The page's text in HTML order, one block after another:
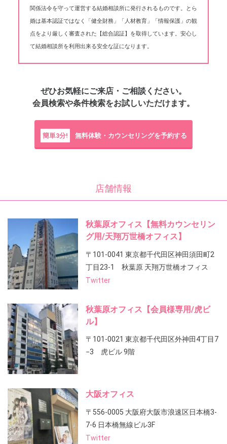
関係法令を守って運営する結婚相談所に発行されるものです。とら
婚は基本認証ではなく「健全財務」「人材教育」「情報保護」の観
点をより厳しく審査された【総合認証】を取得しています。安心し
て結婚相談所を利用出来る安全な証になります。
ぜひお気軽にご来店・ご相談ください。
会員検索や条件検索をお試しいただけます。
簡単3分! 無料体験・カウンセリングを予約する
店舗情報
秋葉原オフィス【無料カウンセリン
グ用/天翔万世橋オフィス】
〒101-0041 東京都千代田区神田須田町2
丁目23-1 秋葉原 天翔万世橋オフィス
Twitter
秋葉原オフィス【会員様専用/虎ビ
ル】
〒101-0021 東京都千代田区外神田4丁目7
−3 虎ビル 9階
大阪オフィス
〒556-0005 大阪府大阪市浪速区日本橋3-
7-6 日本橋無線ビル3F
Twitter